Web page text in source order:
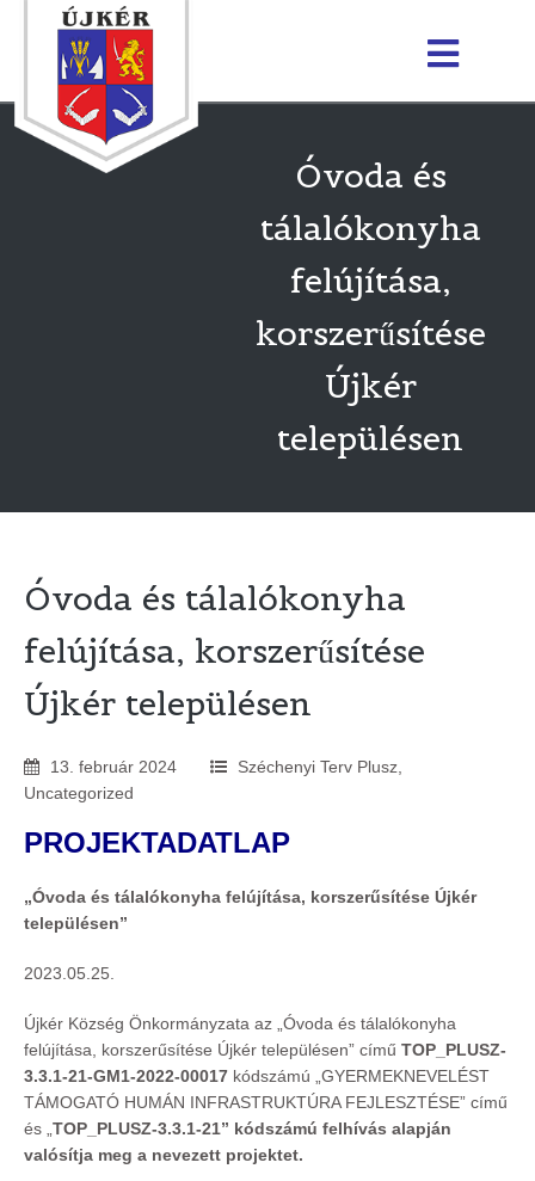
Óvoda és
tálalókonyha
felújítása,
korszerűsítése
Újkér
településen
Óvoda és tálalókonyha
felújítása, korszerűsítése
Újkér településen
13 február 2024 Széchenyi Terv Plusz
Uncategorized
PROJEKTADATLAP
„Óvoda és tálalókonyha felújítása, korszerűsítése Újkér
településen”
2023.05.25.
Újkér Község Önkormányzata az „Óvoda és tálalókonyha
felújítása, korszerűsítése Újkér településen” című TOP_PLUSZ-
3.3.1-21-GM1-2022-00017 kódszámú „GYERMEKNEVELÉST
TÁMOGATÓ HUMÁN INFRASTRUKTÚRA FEJLESZTÉSE” című
és „ TOP_PLUSZ-3.3.1-21” kódszámú felhívás alapján
valósítja meg a nevezett projektet.